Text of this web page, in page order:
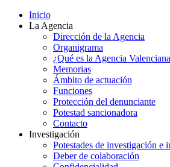
Inicio
La Agencia
Dirección de la Agencia
Organigrama
¿Qué es la Agencia
Memorias
Ámbito de actuación
Funciones
Protección del denunciante
Potestad sancionadora
Contacto
Investigación
Potestades de investigación e
Deber de colaboración